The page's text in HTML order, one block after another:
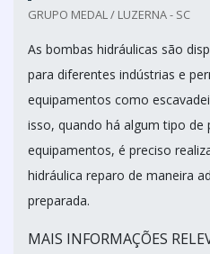
GRUPO MEDAL / LUZERNA - SC
As bombas hidráulicas são
para diferentes indústrias e
equipamentos como
isso, quando há algum tipo de
equipamentos, é preciso
hidráulica reparo de maneira
preparada.
MAIS INFORMAÇÕES